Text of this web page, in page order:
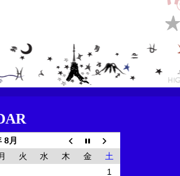
8月
月 火 水 木 金
土
1